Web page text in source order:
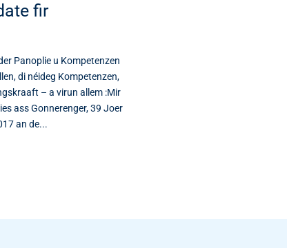
fir
Panoplie u Kompetenzen
di néideg Kompetenzen,
– a virun allem :Mir
ass Gonnerenger, 39 Joer
an de...